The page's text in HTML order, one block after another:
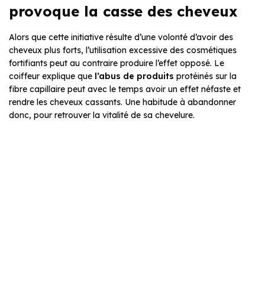
provoque la casse des cheveux
Alors que cette initiative résulte d’une volonté d’avoir des
cheveux plus forts, l’utilisation excessive des cosmétiques
fortifiants peut au contraire produire l’effet opposé. Le
coiffeur explique que l’abus de produits protéinés sur la
fibre capillaire peut avec le temps avoir un effet néfaste et
rendre les cheveux cassants. Une habitude à abandonner
donc, pour retrouver la vitalité de sa chevelure.